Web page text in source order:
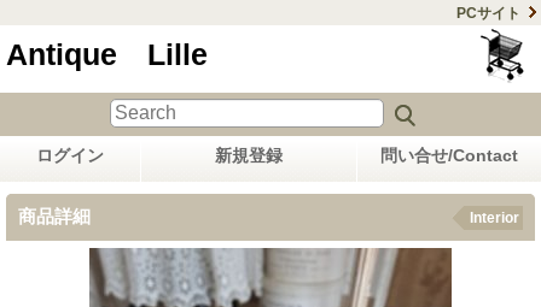
PCサイト
Antique Lille
ログイン 新規登録 問い合せ/Contact
商品詳細 Interior